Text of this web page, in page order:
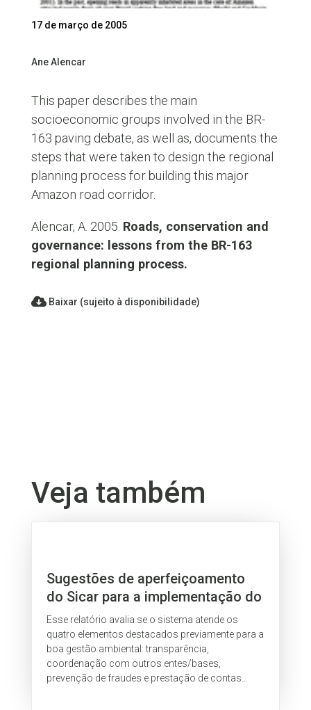
17 de março de 2005
Ane Alencar
This paper describes the main
socioeconomic groups involved in the BR-
163 paving debate, as well as, documents the
steps that were taken to design the regional
planning process for building this major
Amazon road corridor.
Alencar, A. 2005. Roads, conservation and
governance: lessons from the BR-163
regional planning process.
Baixar (sujeito à disponibilidade)
Veja também
Sugestões de aperfeiçoamento
do Sicar para a implementação do
Código Florestal
Esse relatório avalia se o sistema atende os
quatro elementos destacados previamente para a
boa gestão ambiental: transparência,
coordenação com outros entes/bases,
prevenção de fraudes e prestação de contas